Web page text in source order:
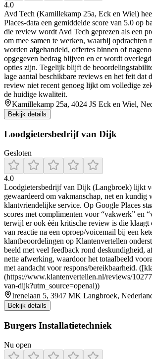
4.0
Avd Tech (Kamillekamp 25a, Eck en Wiel)
Places-data een gemiddelde score van 5.0 op
die review wordt Avd Tech geprezen als een
om mee samen te werken, waarbij opdrachten
worden afgehandeld, offertes binnen of
opgegeven bedrag blijven en er wordt
opties zijn. Tegelijk blijft de
lage aantal beschikbare reviews en het feit dat
review niet recent genoeg lijkt om volledige
de huidige kwaliteit.
Kamillekamp 25a, 4024 JS Eck en Wiel,
Bekijk details
Loodgietersbedrijf van Dijk
Gesloten
4.0
Loodgietersbedrijf van Dijk (Langbroek) lijkt
gewaardeerd om vakmanschap, net en kundig
klantvriendelijke service. Op Google Places
scores met complimenten voor “vakwerk” en
terwijl er ook één kritische review is die
van reactie na een oproep/voicemail bij een
klantbeoordelingen op Klantenvertellen
beeld met veel feedback rond deskundigheid,
nette afwerking, waardoor het totaalbeeld
met aandacht voor respons/bereikbaarheid.
(https://www.klantenvertellen.nl/reviews/
van-dijk?utm_source=openai))
Irenelaan 5, 3947 MK Langbroek,
Bekijk details
Burgers Installatietechniek
Nu open